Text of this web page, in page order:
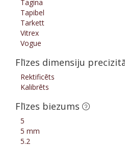
Tagina
Tapibel
Tarkett
Vitrex
Vogue
Flīzes dimensiju
Rektificēts
Kalibrēts
Flīzes biezums
5
5 mm
5.2